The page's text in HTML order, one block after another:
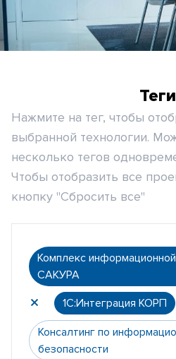
Теги
Нажмите на тег, чтобы
выбранной технологии.
несколько тегов
Чтобы отобразить все
кнопку "Сбросить все"
Комплекс
САКУРА
1С:Интеграция КОРП
Консалтинг по
безопасности